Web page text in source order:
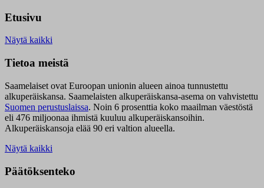
Etusivu
Näytä kaikki
Tietoa meistä
Saamelaiset ovat Euroopan unionin alueen ainoa tunnustettu
alkuperäiskansa. Saamelaisten alkuperäiskansa-asema on vahvistettu
Suomen perustuslaissa. Noin 6 prosenttia koko maailman väestöstä
eli 476 miljoonaa ihmistä kuuluu alkuperäiskansoihin.
Alkuperäiskansoja elää 90 eri valtion alueella.
Näytä kaikki
Päätöksenteko